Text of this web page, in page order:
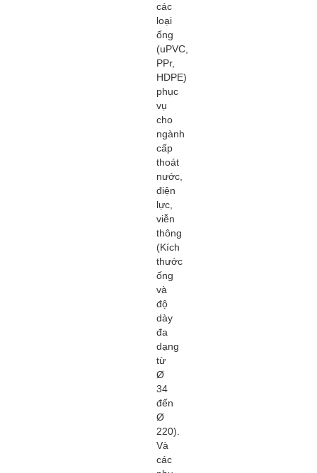
các
loại
ống
(uPVC,
PPr,
HDPE)
phục
vụ
cho
ngành
cấp
thoát
nước,
điện
lực,
viễn
thông
(Kích
thước
ống
và
độ
dày
đa
dạng
từ
Ø
34
đến
Ø
220).
Và
các